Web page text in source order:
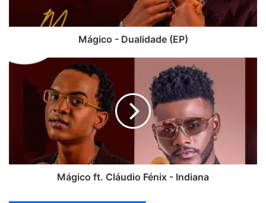
Mágico - Dualidade (EP)
Mágico
Cláudio
Mágico ft. Cláudio Fénix - Indiana